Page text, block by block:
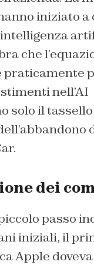
iniziato
che
praticamente
nell’AI
solo il
dei
passo
iniziali, il
Apple